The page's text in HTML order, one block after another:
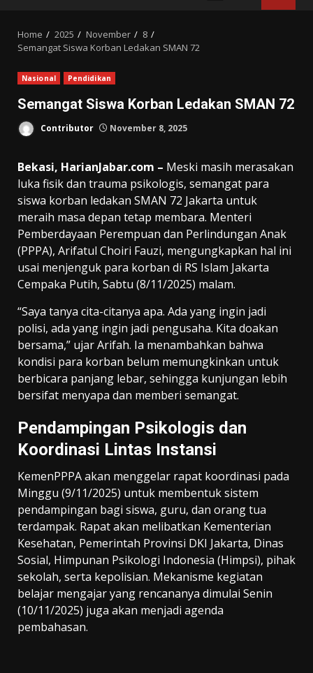
Home 2025 November
8
Semangat Siswa Korban Ledakan SMAN 72
Nasional Pendidikan
Semangat Siswa Korban Ledakan SMAN 72
Contributor November 8, 2025
Bekasi, HarianJabar.com – Meski masih merasakan
luka fisik dan trauma psikologis, semangat para
siswa korban ledakan SMAN 72 Jakarta untuk
meraih masa depan tetap membara. Menteri
Pemberdayaan Perempuan dan Perlindungan Anak
(PPPA), Arifatul Choiri Fauzi, mengungkapkan hal ini
usai menjenguk para korban di RS Islam Jakarta
Cempaka Putih, Sabtu (8/11/2025) malam.
“Saya tanya cita-citanya apa. Ada yang ingin jadi
polisi, ada yang ingin jadi pengusaha. Kita doakan
bersama,” ujar Arifah. Ia menambahkan bahwa
kondisi para korban belum memungkinkan untuk
berbicara panjang lebar, sehingga kunjungan lebih
bersifat menyapa dan memberi semangat.
Pendampingan Psikologis dan
Koordinasi Lintas Instansi
KemenPPPA akan menggelar rapat koordinasi pada
Minggu (9/11/2025) untuk membentuk sistem
pendampingan bagi siswa, guru, dan orang tua
terdampak. Rapat akan melibatkan Kementerian
Kesehatan, Pemerintah Provinsi DKI Jakarta, Dinas
Sosial, Himpunan Psikologi Indonesia (Himpsi), pihak
sekolah, serta kepolisian. Mekanisme kegiatan
belajar mengajar yang rencananya dimulai Senin
(10/11/2025) juga akan menjadi agenda
pembahasan.